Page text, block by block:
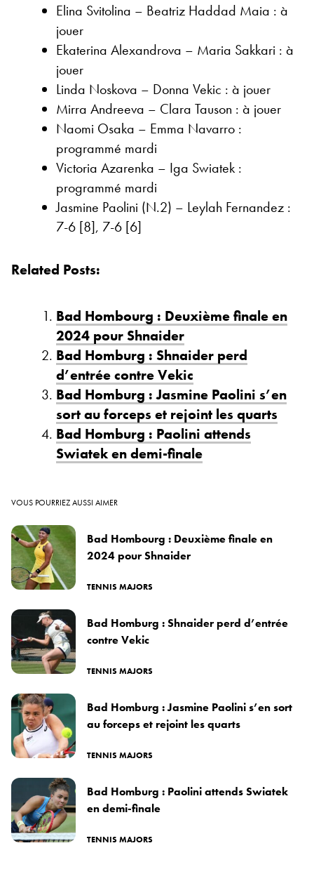
Elina Svitolina – Beatriz Haddad Maia : à
jouer
Ekaterina Alexandrova – Maria Sakkari : à
jouer
Linda Noskova – Donna Vekic : à jouer
Mirra Andreeva – Clara Tauson : à jouer
Naomi Osaka – Emma Navarro :
programmé mardi
Victoria Azarenka – Iga Swiatek :
programmé mardi
Jasmine Paolini (N.2) – Leylah Fernandez :
7-6 [8], 7-6 [6]
Related Posts:
Bad Hombourg : Deuxième finale en
2024 pour Shnaider
Bad Homburg : Shnaider perd
d’entrée contre Vekic
Bad Homburg : Jasmine Paolini s’en
sort au forceps et rejoint les quarts
Bad Homburg : Paolini attends
Swiatek en demi-finale
VOUS POURRIEZ AUSSI AIMER
Bad Hombourg : Deuxième finale en
2024 pour Shnaider
TENNIS MAJORS
Bad Homburg : Shnaider perd d’entrée
contre Vekic
TENNIS MAJORS
Bad Homburg : Jasmine Paolini s’en sort
au forceps et rejoint les quarts
TENNIS MAJORS
Bad Homburg : Paolini attends Swiatek
en demi-finale
TENNIS MAJORS